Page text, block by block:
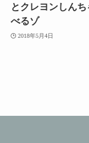
とクレヨンしん
べるゾ
2018年5月4日